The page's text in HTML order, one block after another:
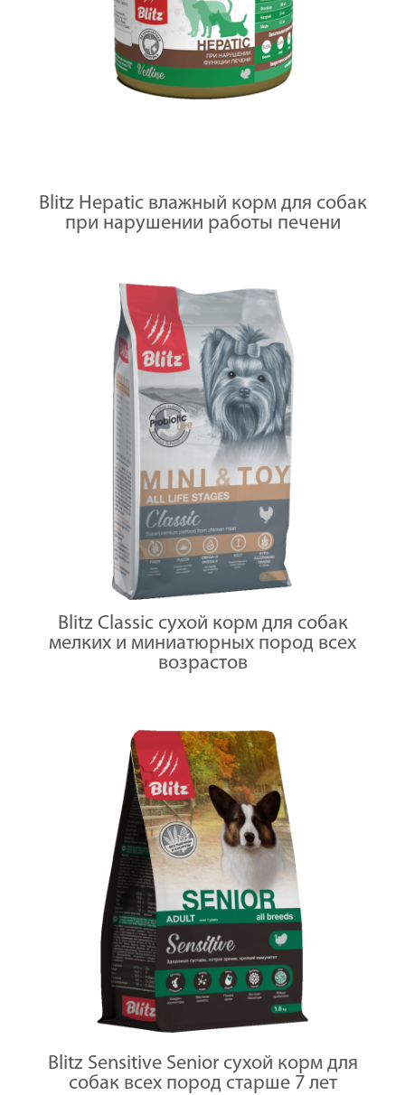
Blitz Hepatic влажный корм для собак
при нарушении работы печени
Blitz Classic сухой корм для собак
мелких и миниатюрных пород всех
возрастов
Blitz Sensitive Senior сухой корм для
собак всех пород старше 7 лет